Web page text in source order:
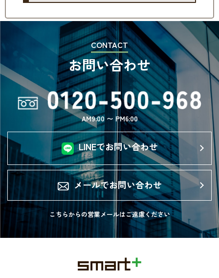
CONTACT
お問い合わせ
AM9:00 〜 PM6:00
LINEでお問い合わせ
メールでお問い合わせ
こちらからの営業メールはご遠慮ください